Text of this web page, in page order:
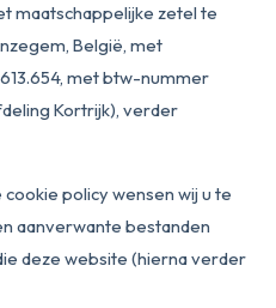
maatschappelijke zetel te
België, met
met btw-nummer
Kortrijk), verder
policy wensen wij u te
aanverwante bestanden
deze website (hierna verder